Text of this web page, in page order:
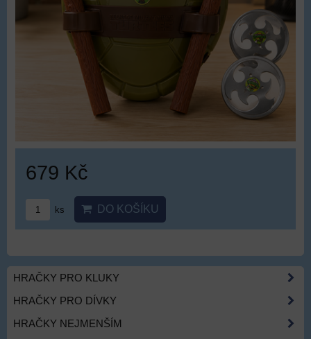
679 Kč
ks DO KOŠÍKU
HRAČKY PRO KLUKY
HRAČKY PRO DÍVKY
HRAČKY NEJMENŠÍM